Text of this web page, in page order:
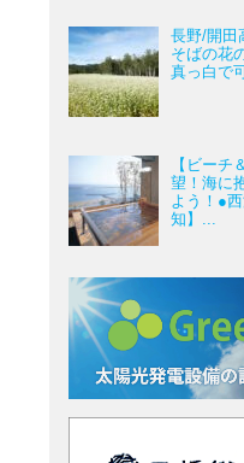
長野/開田
そばの花
真っ白で
【ビーチ
望！海に
よう！●
知】...